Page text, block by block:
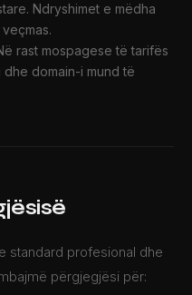
Ndryshimet e mëdha
rast mospagese të tarifës
domain-i mund të
standard profesional dhe
përgjegjësi për: